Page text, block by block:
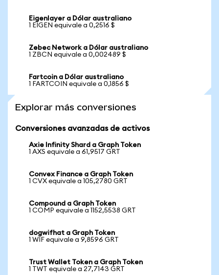
Eigenlayer a Dólar australiano
1 EIGEN equivale a 0,2516 $
Zebec Network a Dólar australiano
1 ZBCN equivale a 0,002489 $
Fartcoin a Dólar australiano
1 FARTCOIN equivale a 0,1856 $
Explorar más conversiones
Conversiones avanzadas de activos
Axie Infinity Shard a Graph Token
1 AXS equivale a 61,9517 GRT
Convex Finance a Graph Token
1 CVX equivale a 105,2780 GRT
Compound a Graph Token
1 COMP equivale a 1152,5538 GRT
dogwifhat a Graph Token
1 WIF equivale a 9,8596 GRT
Trust Wallet Token a Graph Token
1 TWT equivale a 27,7143 GRT